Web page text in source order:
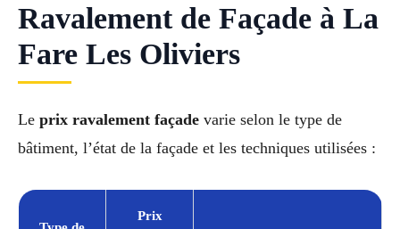
Ravalement de Façade à La
Fare Les Oliviers
Le prix ravalement façade varie selon le type de
bâtiment, l’état de la façade et les techniques utilisées :
Prix